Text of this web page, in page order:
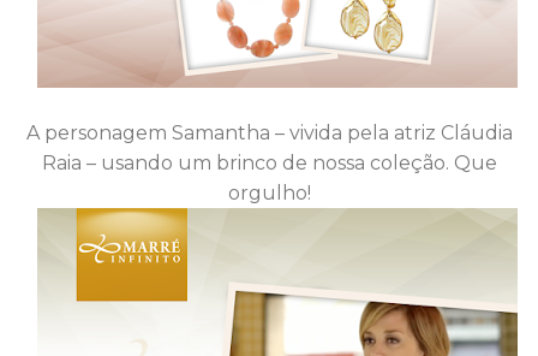
A personagem Samantha – vivida pela atriz Cláudia
Raia – usando um brinco de nossa coleção. Que
orgulho!